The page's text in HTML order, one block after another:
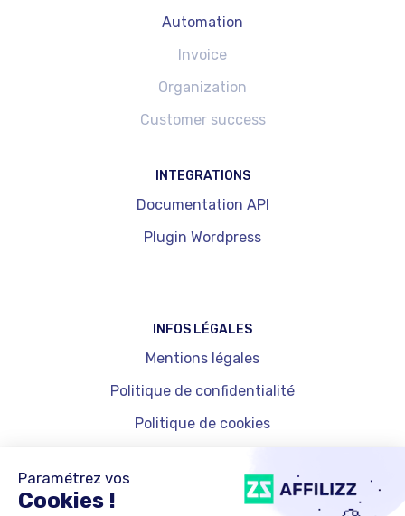
Automation
Invoice
Organization
Customer success
INTEGRATIONS
Documentation API
Plugin Wordpress
INFOS LÉGALES
Mentions légales
Politique de confidentialité
Politique de cookies